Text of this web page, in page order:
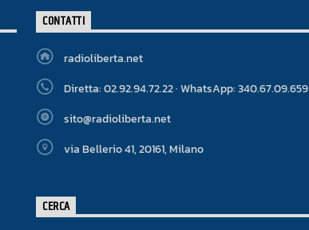
CONTATTI
radioliberta.net
Diretta: 02.92.94.72.22 · WhatsApp: 340.67.09.659
sito@radioliberta.net
via Bellerio 41, 20161, Milano
CERCA